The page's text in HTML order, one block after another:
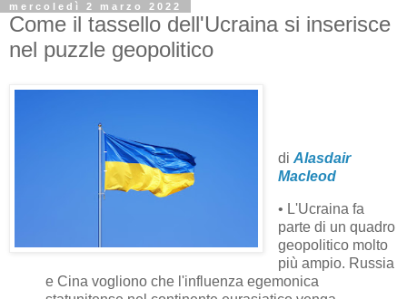
mercoledì 2 marzo 2022
Come il tassello dell'Ucraina si inserisce
nel puzzle geopolitico
di Alasdair
Macleod
• L'Ucraina fa
parte di un quadro
geopolitico molto
più ampio. Russia
e Cina vogliono che l'influenza egemonica